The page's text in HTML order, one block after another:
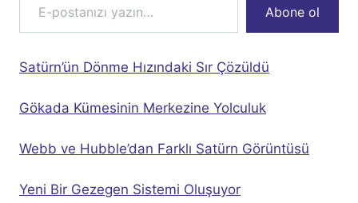
Abone ol
Satürn’ün Dönme Hızındaki Sır Çözüldü
Gökada Kümesinin Merkezine Yolculuk
Webb ve Hubble’dan Farklı Satürn Görüntüsü
Yeni Bir Gezegen Sistemi Oluşuyor